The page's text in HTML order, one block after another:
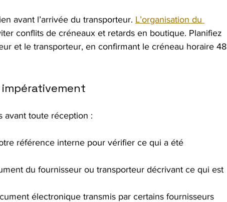
avant l’arrivée du transporteur. L’organisation du
conflits de créneaux et retards en boutique. Planifiez
et le transporteur, en confirmant le créneau horaire 48
avant toute réception :
référence interne pour vérifier ce qui a été
du fournisseur ou transporteur décrivant ce qui est
électronique transmis par certains fournisseurs